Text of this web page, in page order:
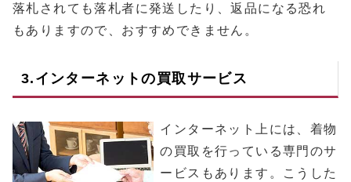
落札されても落札者に発送したり、返品になる恐れ
もありますので、おすすめできません。
3.インターネットの買取サービス
インターネット上には、着物
の買取を行っている専門のサ
ービスもあります。こうした